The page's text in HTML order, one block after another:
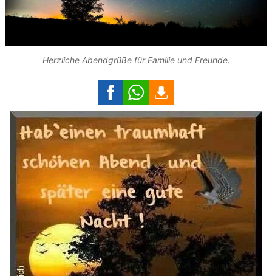
Herzliche Abendgrüße für Familie und Freunde.